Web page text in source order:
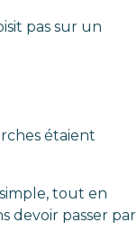
pas sur un
étaient
tout en
devoir passer par